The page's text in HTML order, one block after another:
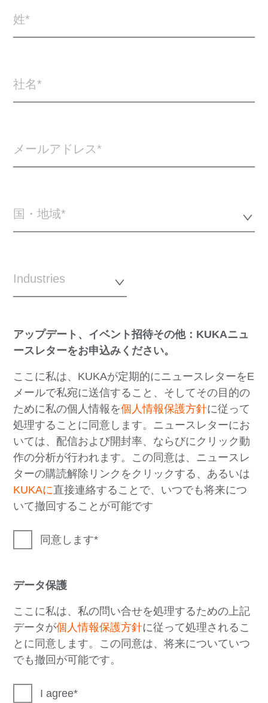
姓
社名
メールアドレス
国・地域*
Industries
アップデート、イベント招待その他：KUKAニュ
ースレターをお申込みください。
ここに私は、KUKAが定期的にニュースレターをE
メールで私宛に送信すること、そしてその目的の
ために私の個人情報を個人情報保護方針に従って
処理することに同意します。ニュースレターにお
いては、配信および開封率、ならびにクリック動
作の分析が行われます。この同意は、ニュースレ
ターの購読解除リンクをクリックする、あるいは
KUKAに直接連絡することで、いつでも将来につ
いて撤回することが可能です
同意します
データ保護
ここに私は、私の問い合せを処理するための上記
データが個人情報保護方針に従って処理されるこ
とに同意します。この同意は、将来についていつ
でも撤回が可能です。
I agree